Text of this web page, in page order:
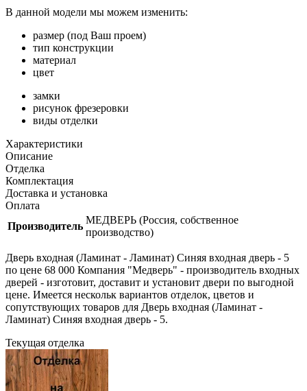
В данной модели мы можем изменить:
размер (под Ваш проем)
тип конструкции
материал
цвет
замки
рисунок фрезеровки
виды отделки
Характеристики
Описание
Отделка
Комплектация
Доставка и установка
Оплата
Производитель
МЕДВЕРЬ (Россия, собственное
производство)
Дверь входная (Ламинат - Ламинат) Синяя входная дверь - 5
по цене 68 000 Компания "Медверь" - производитель входных
дверей - изготовит, доставит и установит двери по выгодной
цене. Имеется нескольк вариантов отделок, цветов и
сопутствующих товаров для Дверь входная (Ламинат -
Ламинат) Синяя входная дверь - 5.
Текущая отделка